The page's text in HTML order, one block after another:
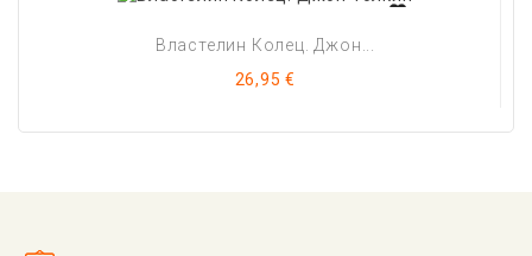
Властелин Колец. Джон...
Цена
26,95 €